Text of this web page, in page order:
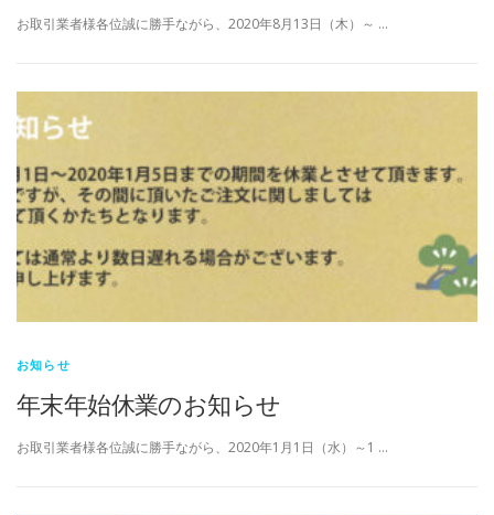
お取引業者様各位誠に勝手ながら、2020年8月13日（木）～ …
お知らせ
年末年始休業のお知らせ
お取引業者様各位誠に勝手ながら、2020年1月1日（水）～1 …